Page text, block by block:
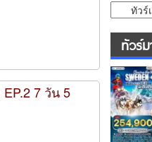
7 วัน 5
ทัวร์ม